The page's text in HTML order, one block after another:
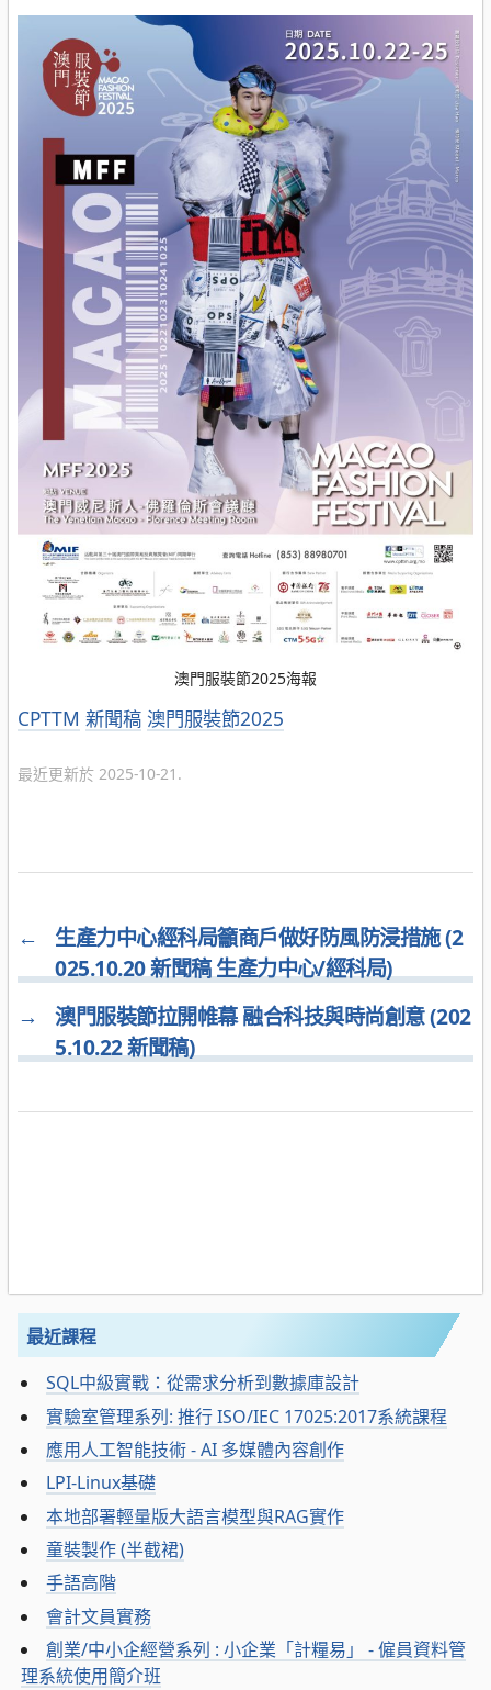
澳門服裝節2025海報
分
CPTTM 新聞稿 澳門服裝節2025
最近更新於 2025-10-21.
←
生產力中心經科局籲商戶做好防風防浸措施 (2
025.10.20 新聞稿 生產力中心/經科局)
→
澳門服裝節拉開帷幕 融合科技與時尚創意 (202
5.10.22 新聞稿)
最近課程
SQL中級實戰：從需求分析到數據庫設計
實驗室管理系列: 推行 ISO/IEC 17025:2017系統課程
應用人工智能技術 - AI 多媒體內容創作
LPI-Linux基礎
本地部署輕量版大語言模型與RAG實作
童裝製作 (半截裙)
手語高階
會計文員實務
創業/中小企經營系列 : 小企業「計糧易」 - 僱員資料管
理系統使用簡介班